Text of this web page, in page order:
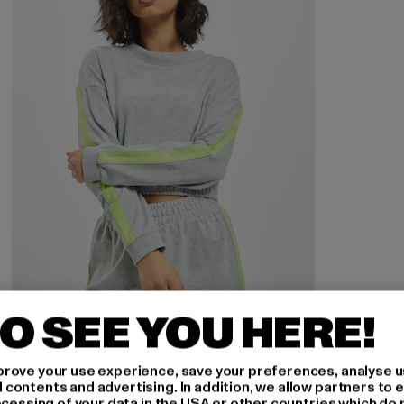
DEF
Chelsea
15,00 EUR
Derzeitiger Preis: 15,00 EUR
29,99 EURAktionspreis: 29,99 EUR
SEE YOU HERE!
your use experience, save your preferences, analyse
and advertising. In addition, we allow partners to